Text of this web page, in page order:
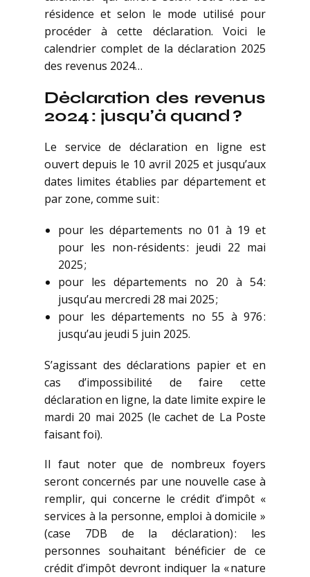
résidence et selon le mode utilisé pour
procéder à cette déclaration. Voici le
calendrier complet de la déclaration 2025
des revenus 2024…
Déclaration des revenus
2024 : jusqu’à quand ?
Le service de déclaration en ligne est
ouvert depuis le 10 avril 2025 et jusqu’aux
dates limites établies par département et
par zone, comme suit :
pour les départements no 01 à 19 et
pour les non-résidents : jeudi 22 mai
2025 ;
pour les départements no 20 à 54 :
jusqu’au mercredi 28 mai 2025 ;
pour les départements no 55 à 976 :
jusqu’au jeudi 5 juin 2025.
S’agissant des déclarations papier et en
cas d’impossibilité de faire cette
déclaration en ligne, la date limite expire le
mardi 20 mai 2025 (le cachet de La Poste
faisant foi).
Il faut noter que de nombreux foyers
seront concernés par une nouvelle case à
remplir, qui concerne le crédit d’impôt «
services à la personne, emploi à domicile »
(case 7DB de la déclaration) : les
personnes souhaitant bénéficier de ce
crédit d’impôt devront indiquer la « nature